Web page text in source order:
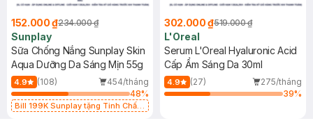
152.000 ₫234.000 ₫
Sunplay
Sữa Chống Nắng Sunplay Skin
Aqua Dưỡng Da Sáng Mịn 55g
4.9 (108)
454/tháng
48%
Bill 199K Sunplay tặng Tinh Chất
302.000 ₫519.000 ₫
L'Oreal
Serum L'Oreal Hyaluronic Acid
Cấp Ẩm Sáng Da 30ml
4.9 (27)
275/tháng
39%